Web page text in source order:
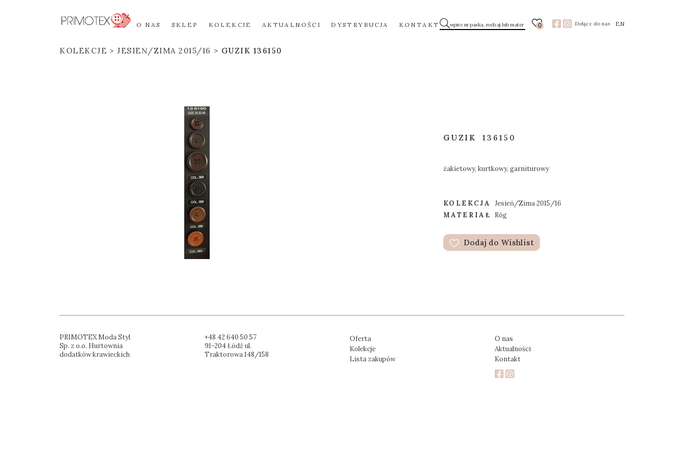
O NAS SKLEP KOLEKCJE AKTUALNOŚCI DYSTRYBUCJA KONTAKT 0 Dołącz do nas EN
KOLEKCJE JESIEŃ/ZIMA 2015/16 GUZIK 136150
GUZIK 136150
żakietowy, kurtkowy, garniturowy
KOLEKCJA
Jesień/Zima 2015/16
MATERIAŁ
Róg
Dodaj do Wishlist
PRIMOTEX Moda Styl
Sp. z o.o. Hurtownia
dodatków krawieckich
+48 42 640 50 57
91-204 Łódź ul.
Traktorowa 148/158
Oferta
Kolekcje
Lista zakupów
O nas
Aktualności
Kontakt